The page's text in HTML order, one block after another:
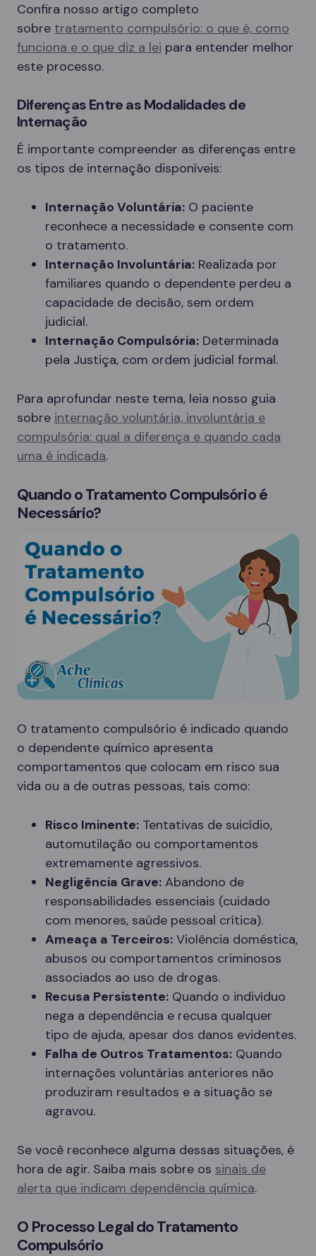
Confira nosso artigo completo
sobre tratamento compulsório: o que é, como
funciona e o que diz a lei para entender melhor
este processo.
Diferenças Entre as Modalidades de
Internação
É importante compreender as diferenças entre
os tipos de internação disponíveis:
Internação Voluntária: O paciente
reconhece a necessidade e consente com
o tratamento.
Internação Involuntária: Realizada por
familiares quando o dependente perdeu a
capacidade de decisão, sem ordem
judicial.
Internação Compulsória: Determinada
pela Justiça, com ordem judicial formal.
Para aprofundar neste tema, leia nosso guia
sobre internação voluntária, involuntária e
compulsória: qual a diferença e quando cada
uma é indicada.
Quando o Tratamento Compulsório é
Necessário?
O tratamento compulsório é indicado quando
o dependente químico apresenta
comportamentos que colocam em risco sua
vida ou a de outras pessoas, tais como:
Risco Iminente: Tentativas de suicídio,
automutilação ou comportamentos
extremamente agressivos.
Negligência Grave: Abandono de
responsabilidades essenciais (cuidado
com menores, saúde pessoal crítica).
Ameaça a Terceiros: Violência doméstica,
abusos ou comportamentos criminosos
associados ao uso de drogas.
Recusa Persistente: Quando o indivíduo
nega a dependência e recusa qualquer
tipo de ajuda, apesar dos danos evidentes.
Falha de Outros Tratamentos: Quando
internações voluntárias anteriores não
produziram resultados e a situação se
agravou.
Se você reconhece alguma dessas situações, é
hora de agir. Saiba mais sobre os sinais de
alerta que indicam dependência química.
O Processo Legal do Tratamento
Compulsório